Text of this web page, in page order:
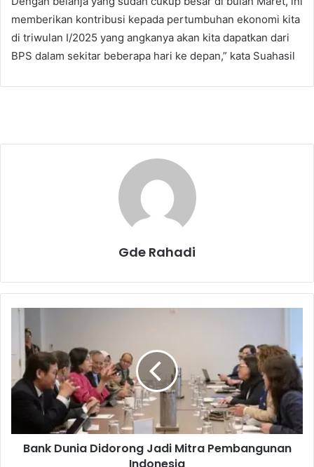
memberikan kontribusi kepada pertumbuhan ekonomi kita
di triwulan I/2025 yang angkanya akan kita dapatkan dari
BPS dalam sekitar beberapa hari ke depan,” kata Suahasil
Gde Rahadi
u
a
Bank Dunia Didorong Jadi Mitra Pembangunan
Indonesia